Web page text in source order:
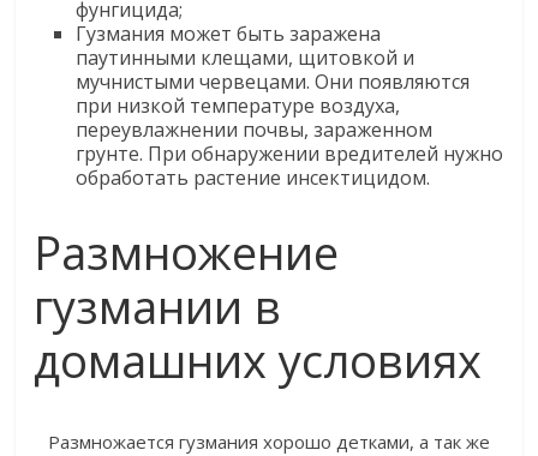
фунгицида;
Гузмания может быть заражена
паутинными клещами, щитовкой и
мучнистыми червецами. Они появляются
при низкой температуре воздуха,
переувлажнении почвы, зараженном
грунте. При обнаружении вредителей нужно
обработать растение инсектицидом.
Размножение
гузмании в
домашних условиях
Размножается гузмания хорошо детками, а так же